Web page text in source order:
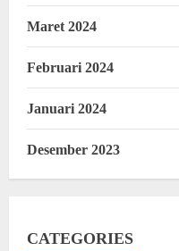
Maret 2024
Februari 2024
Januari 2024
Desember 2023
CATEGORIES